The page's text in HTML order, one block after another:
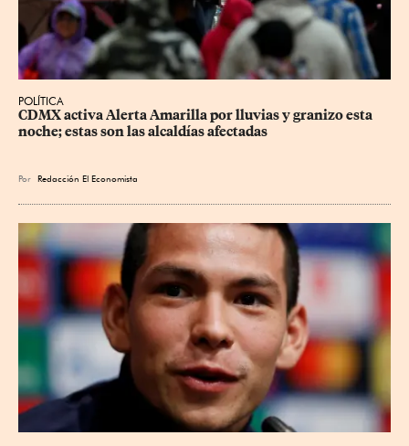
POLÍTICA
CDMX activa Alerta Amarilla por lluvias y granizo esta
noche; estas son las alcaldías afectadas
Por Redacción El Economista